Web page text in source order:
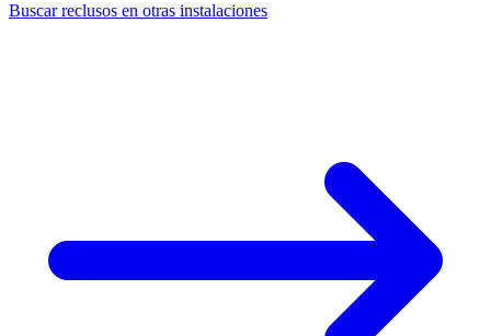
Buscar reclusos en otras instalaciones